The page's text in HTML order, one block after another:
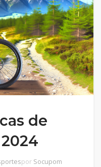
de
por Socupom